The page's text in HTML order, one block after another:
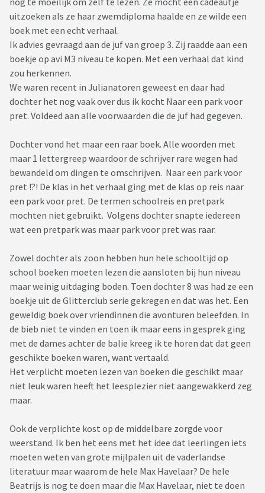
uitzoeken als ze haar zwemdiploma haalde en ze wilde een
boek met een echt verhaal.
Ik advies gevraagd aan de juf van groep 3. Zij raadde aan een
boekje op avi M3 niveau te kopen. Met een verhaal dat kind
zou herkennen.
We waren recent in Julianatoren geweest en daar had
dochter het nog vaak over dus ik kocht Naar een park voor
pret. Voldeed aan alle voorwaarden die de juf had gegeven.
Dochter vond het maar een raar boek. Alle woorden met
maar 1 lettergreep waardoor de schrijver rare wegen had
bewandeld om dingen te omschrijven. Naar een park voor
pret !?! De klas in het verhaal ging met de klas op reis naar
een park voor pret. De termen schoolreis en pretpark
mochten niet gebruikt. Volgens dochter snapte iedereen
wat een pretpark was maar park voor pret was raar.
Zowel dochter als zoon hebben hun hele schooltijd op
school boeken moeten lezen die aansloten bij hun niveau
maar weinig uitdaging boden. Toen dochter 8 was had ze een
boekje uit de Glitterclub serie gekregen en dat was het. Een
geweldig boek over vriendinnen die avonturen beleefden. In
de bieb niet te vinden en toen ik maar eens in gesprek ging
met de dames achter de balie kreeg ik te horen dat dat geen
geschikte boeken waren, want vertaald.
Het verplicht moeten lezen van boeken die geschikt maar
niet leuk waren heeft het leesplezier niet aangewakkerd zeg
maar.
Ook de verplichte kost op de middelbare zorgde voor
weerstand. Ik ben het eens met het idee dat leerlingen iets
moeten weten van grote mijlpalen uit de vaderlandse
literatuur maar waarom de hele Max Havelaar? De hele
Beatrijs is nog te doen maar die Max Havelaar, niet te doen